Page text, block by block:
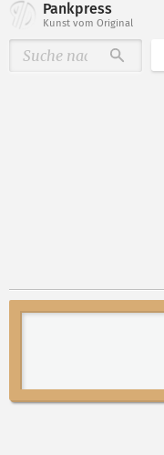
Pankpress
Kunst vom Original